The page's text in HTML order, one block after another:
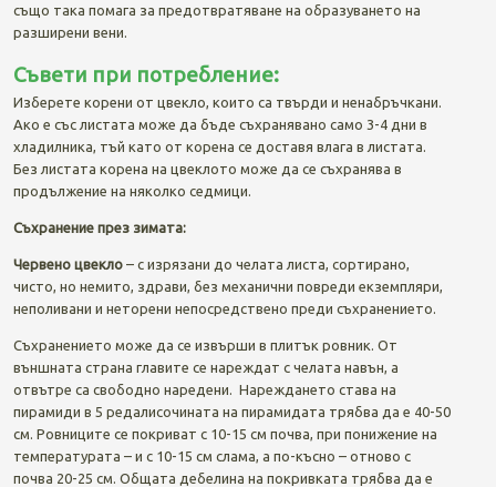
също така помага за предотвратяване на образуването на
разширени вени.
Съвети при потребление:
Изберете корени от цвекло, които са твърди и ненабръчкани.
Ако е със листата може да бъде съхранявано само 3-4 дни в
хладилника, тъй като от корена се доставя влага в листата.
Без листата корена на цвеклото може да се съхранява в
продължение на няколко седмици.
Съхранение през зимата:
Червено цвекло– с изрязани до челата листа, сортирано,
чисто, но немито, здрави, без механични повреди екземпляри,
неполивани и неторени непосредствено преди съхранението.
Съхранението може да се извърши в плитък ровник. От
външната страна главите се нареждат с челата навън, а
отвътре са свободно наредени. Нареждането става на
пирамиди в 5 редалисочината на пирамидата трябва да е 40-50
см. Ровниците се покриват с 10-15 см почва, при понижение на
температурата – и с 10-15 см слама, а по-късно – отново с
почва 20-25 см. Общата дебелина на покривката трябва да е